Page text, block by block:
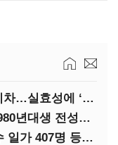
‘한국판 IRA’가 외면한 국산 전기차…실효성에 ‘의문’
김동관·정기선·구형모…재계, 1980년대생 전성시대
대기업, 여전한 ‘족벌경영’…총수 일가 407명 등기임원